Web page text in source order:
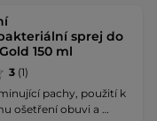
sprej do
150 ml
3 (1)
pachy, použití k
ošetření obuvi a …